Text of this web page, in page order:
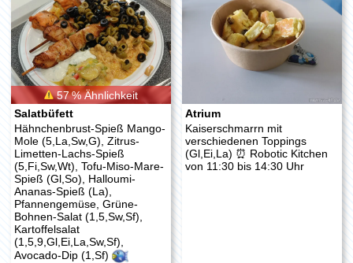
57 % Ähnlichkeit
Salatbüfett
Hähnchenbrust-Spieß Mango-
Mole (5,La,Sw,G), Zitrus-
Limetten-Lachs-Spieß
(5,Fi,Sw,Wt), Tofu-Miso-Mare-
Spieß (Gl,So), Halloumi-
Ananas-Spieß (La),
Pfannengemüse, Grüne-
Bohnen-Salat (1,5,Sw,Sf),
Kartoffelsalat
(1,5,9,Gl,Ei,La,Sw,Sf),
Avocado-Dip (1,Sf)
Atrium
Kaiserschmarrn mit
verschiedenen Toppings
(Gl,Ei,La) ⏰ Robotic Kitchen
von 11:30 bis 14:30 Uhr